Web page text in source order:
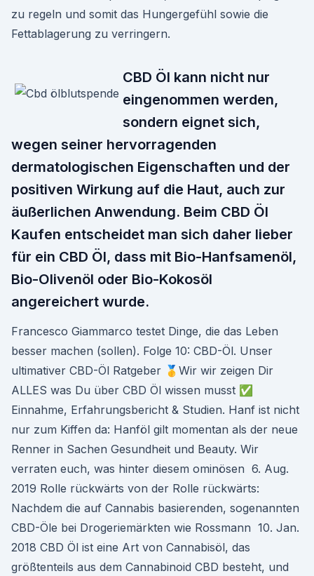
zu regeln und somit das Hungergefühl sowie die
Fettablagerung zu verringern.
CBD Öl kann nicht nur
eingenommen werden,
sondern eignet sich,
wegen seiner hervorragenden
dermatologischen Eigenschaften und der
positiven Wirkung auf die Haut, auch zur
äußerlichen Anwendung. Beim CBD Öl
Kaufen entscheidet man sich daher lieber
für ein CBD Öl, dass mit Bio-Hanfsamenöl,
Bio-Olivenöl oder Bio-Kokosöl
angereichert wurde.
Francesco Giammarco testet Dinge, die das Leben
besser machen (sollen). Folge 10: CBD-Öl. Unser
ultimativer CBD-Öl Ratgeber 🥇Wir wir zeigen Dir
ALLES was Du über CBD Öl wissen musst ✅
Einnahme, Erfahrungsbericht & Studien. Hanf ist nicht
nur zum Kiffen da: Hanföl gilt momentan als der neue
Renner in Sachen Gesundheit und Beauty. Wir
verraten euch, was hinter diesem ominösen 6. Aug.
2019 Rolle rückwärts von der Rolle rückwärts:
Nachdem die auf Cannabis basierenden, sogenannten
CBD-Öle bei Drogeriemärkten wie Rossmann 10. Jan.
2018 CBD Öl ist eine Art von Cannabisöl, das
größtenteils aus dem Cannabinoid CBD besteht, und